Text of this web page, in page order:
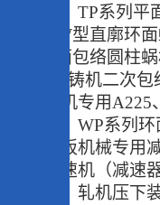
速器）、TP系列平
）、HW型直廓环
型锥面包络圆柱
系列连铸机二次
厂连铸机专用A225
速器）、WP系列
般舶甲板机械专用
专用减速机（减速
速器）、轧机压下